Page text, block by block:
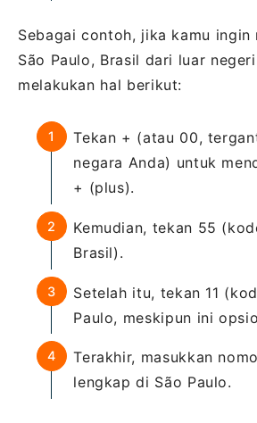
Sebagai contoh, jika kamu ingin
São Paulo, Brasil dari luar
melakukan hal berikut:
Tekan + (atau 00,
negara Anda) untuk
+ (plus).
Kemudian, tekan 55
Brasil).
Setelah itu, tekan 11
Paulo, meskipun ini
Terakhir, masukkan
lengkap di São Paulo.